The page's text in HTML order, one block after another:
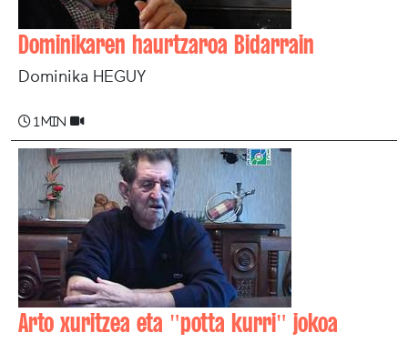
Dominikaren haurtzaroa Bidarrain
Dominika HEGUY
1 min
Arto xuritzea eta "potta kurri" jokoa